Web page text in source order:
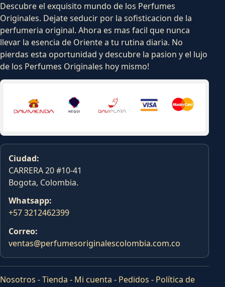
Descubre el exquisito mundo de los Perfumes
Originales. Dejate seducir por la sofisticacion de la
perfumeria original. Ahora es mas facil que nunca
llevar la esencia de Oriente a tu rutina diaria. No
pierdas esta oportunidad y descubre la pasion y el lujo
de los Perfumes Originales hoy mismo!
Ciudad:
CARRERA 20 #10-41
Bogota, Colombia.
Whatsapp:
+57 3212462399
Correo:
ventas@perfumesoriginalescolombia.com.co
Nosotros -Tienda - Mi cuenta - Pedidos - Política de